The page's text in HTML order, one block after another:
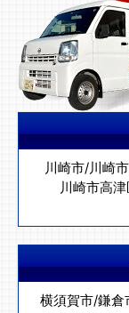
川崎市/川崎
川崎市高津
横須賀市/鎌倉